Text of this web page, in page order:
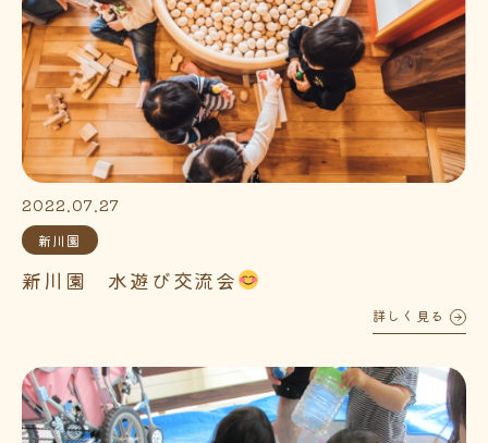
2022.07.27
新川園
新川園 水遊び交流会
詳しく見る